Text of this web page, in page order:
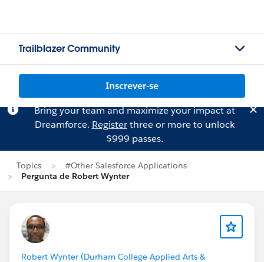
Trailblazer Community
Inscrever-se
Bring your team and maximize your impact at
Dreamforce. Registerthree or more to unlock
$999 passes.
Topics
#Other Salesforce Applications
Pergunta de Robert Wynter
Robert Wynter (Durham College Applied Arts &